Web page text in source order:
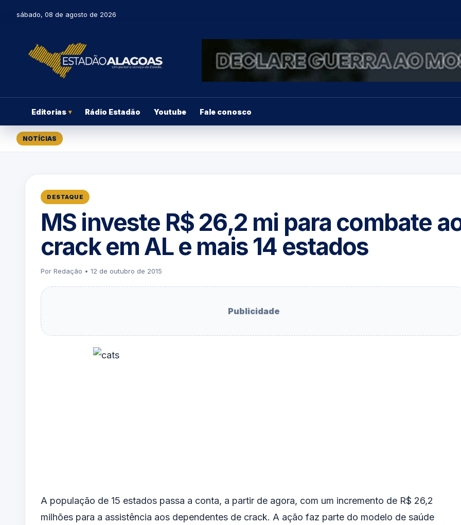
sábado, 08 de agosto de 2026
Editorias ▾ Rádio Estadão Youtube Fale conosco
NOTÍCIAS
DESTAQUE
MS investe R$ 26,2 mi para combate
crack em AL e mais 14 estados
Por Redação • 12 de outubro de 2015
Publicidade
A população de 15 estados passa a conta, a partir de agora, com um incremento de R$ 26,2
milhões para a assistência aos dependentes de crack. A ação faz parte do modelo de saúde